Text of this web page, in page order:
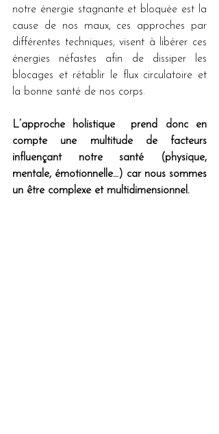
notre énergie stagnante et bloquée est la
cause de nos maux, ces approches par
différentes techniques, visent à libérer ces
énergies néfastes afin de dissiper les
blocages et rétablir le flux circulatoire et
la bonne santé de nos corps.
L’approche holistique  prend donc en
compte une multitude de facteurs
influençant notre santé (physique,
mentale, émotionnelle…) car nous sommes
un être complexe et multidimensionnel.